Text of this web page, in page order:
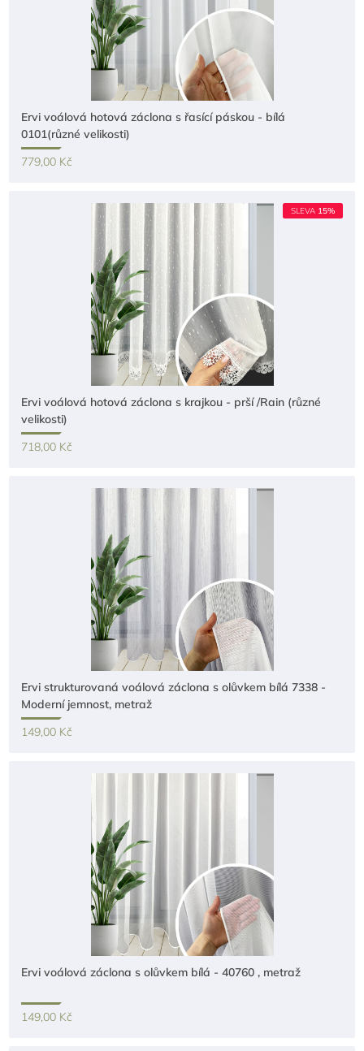
Ervi voálová hotová záclona s řasící páskou - bílá
0101(různé velikosti)
779,00 Kč
SLEVA 15%
Ervi voálová hotová záclona s krajkou - prší /Rain (různé
velikosti)
718,00 Kč
Ervi strukturovaná voálová záclona s olůvkem bílá 7338 -
Moderní jemnost, metraž
149,00 Kč
Ervi voálová záclona s olůvkem bílá - 40760 , metraž
149,00 Kč